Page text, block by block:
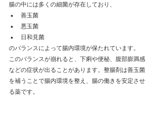
腸の中には多くの細菌が存在しており、
善玉菌
悪玉菌
日和見菌
のバランスによって腸内環境が保たれています。
このバランスが崩れると、下痢や便秘、腹部膨満感
などの症状が出ることがあります。整腸剤は善玉菌
を補うことで腸内環境を整え、腸の働きを安定させ
る薬です。